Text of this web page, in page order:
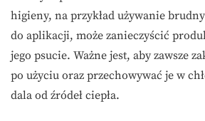
higieny, na przykład używanie
do aplikacji, może zanieczyścić
jego psucie. Ważne jest, aby zawsze
po użyciu oraz przechowywać je w
dala od źródeł ciepła.